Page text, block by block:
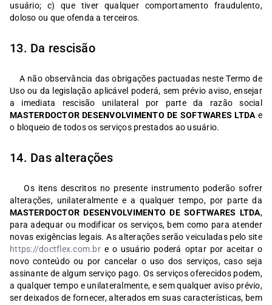
usuário; c) que tiver qualquer comportamento fraudulento,
doloso ou que ofenda a terceiros.
13. Da rescisão
A não observância das obrigações pactuadas neste Termo de
Uso ou da legislação aplicável poderá, sem prévio aviso, ensejar
a imediata rescisão unilateral por parte da razão social
MASTERDOCTOR DESENVOLVIMENTO DE SOFTWARES LTDA e
o bloqueio de todos os serviços prestados ao usuário.
14. Das alterações
Os itens descritos no presente instrumento poderão sofrer
alterações, unilateralmente e a qualquer tempo, por parte da
MASTERDOCTOR DESENVOLVIMENTO DE SOFTWARES LTDA,
para adequar ou modificar os serviços, bem como para atender
novas exigências legais. As alterações serão veiculadas pelo site
https://doctflex.com.br e o usuário poderá optar por aceitar o
novo conteúdo ou por cancelar o uso dos serviços, caso seja
assinante de algum serviço pago. Os serviços oferecidos podem,
a qualquer tempo e unilateralmente, e sem qualquer aviso prévio,
ser deixados de fornecer, alterados em suas características, bem